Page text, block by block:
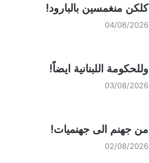
كلكن منغمسين بالبارود!
04/08/2026
وللحكومة اللبنانية ايضاً!
03/08/2026
من جهنم الى جهنميات!
02/08/2026